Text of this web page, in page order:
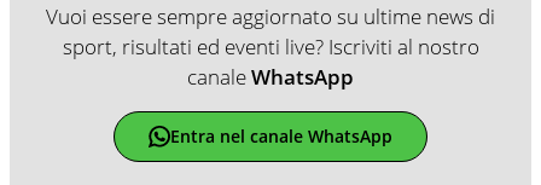
Vuoi essere sempre aggiornato su ultime news di
sport, risultati ed eventi live? Iscriviti al nostro
canaleWhatsApp
Entra nel canale WhatsApp